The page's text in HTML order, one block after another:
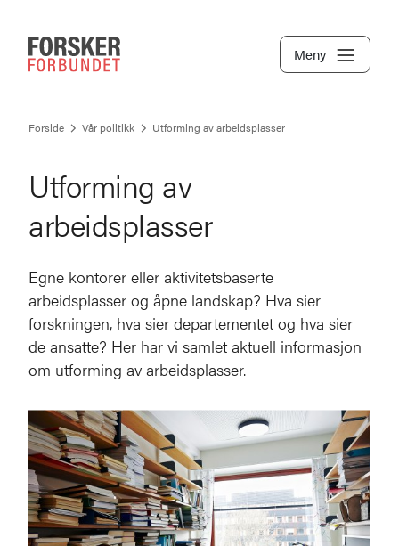
Meny
Forside Vår politikk Utforming av arbeidsplasser
Utforming av
arbeidsplasser
Egne kontorer eller aktivitetsbaserte
arbeidsplasser og åpne landskap? Hva sier
forskningen, hva sier departementet og hva sier
de ansatte? Her har vi samlet aktuell informasjon
om utforming av arbeidsplasser.